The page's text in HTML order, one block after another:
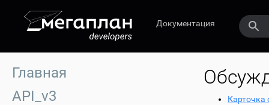
Документация
Главная
API_v3
Карточка